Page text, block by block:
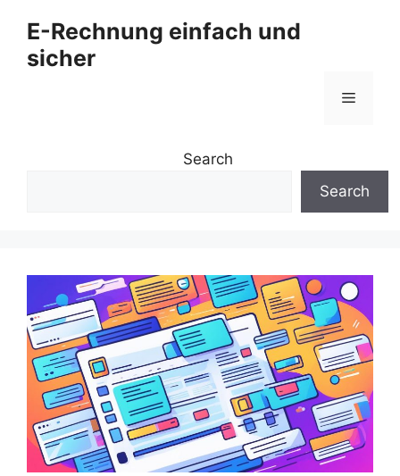
Inhalt
springen
E-Rechnung einfach und
sicher
Menü
Search
Search